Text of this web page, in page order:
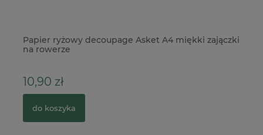
Papier ryżowy decoupage Asket A4 miękki zajączki
na rowerze
10,90 zł
do koszyka